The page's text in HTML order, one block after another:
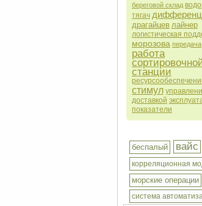
береговой склад
тягач
драгайцев лайнер
логистическая
морозова передача
работа
станции
стимул
доставкой
показатели
беспалый вайс
корреляционная
морские операции
система